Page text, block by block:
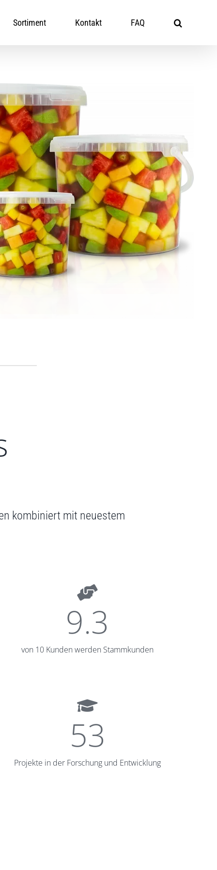
Sortiment Kontakt FAQ
kombiniert mit neuestem
9.3
von 10 Kunden werden Stammkunden
53
Projekte in der Forschung und Entwicklung